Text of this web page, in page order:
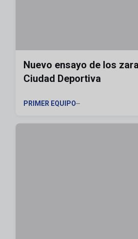
Nuevo ensayo de los
Ciudad Deportiva
PRIMER EQUIPO